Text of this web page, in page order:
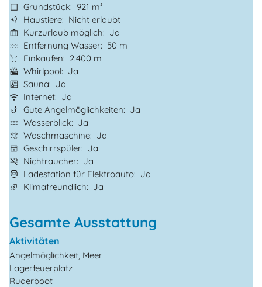
Grundstück
921 m²
Haustiere
Nicht erlaubt
Kurzurlaub möglich
Ja
Entfernung Wasser
50 m
Einkaufen
2.400 m
Whirlpool
Ja
Sauna
Ja
Internet
Ja
Gute Angelmöglichkeiten
Ja
Wasserblick
Ja
Waschmaschine
Ja
Geschirrspüler
Ja
Nichtraucher
Ja
Ladestation für Elektroauto
Ja
Klimafreundlich
Ja
Gesamte Ausstattung
Aktivitäten
Angelmöglichkeit, Meer
Lagerfeuerplatz
Ruderboot